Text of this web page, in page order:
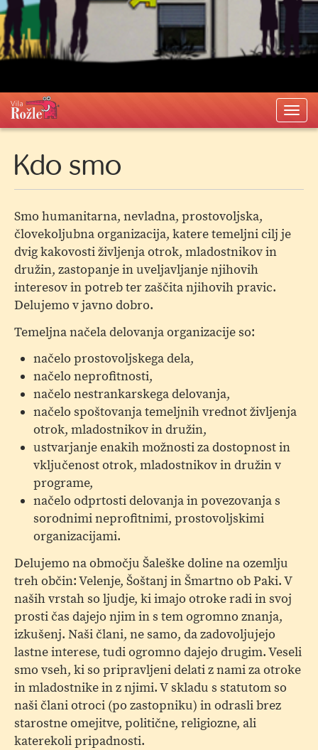
Kdo smo
Smo humanitarna, nevladna, prostovoljska,
človekoljubna organizacija, katere temeljni cilj je
dvig kakovosti življenja otrok, mladostnikov in
družin, zastopanje in uveljavljanje njihovih
interesov in potreb ter zaščita njihovih pravic.
Delujemo v javno dobro.
Temeljna načela delovanja organizacije so:
načelo prostovoljskega dela,
načelo neprofitnosti,
načelo nestrankarskega delovanja,
načelo spoštovanja temeljnih vrednot življenja
otrok, mladostnikov in družin,
ustvarjanje enakih možnosti za dostopnost in
vključenost otrok, mladostnikov in družin v
programe,
načelo odprtosti delovanja in povezovanja s
sorodnimi neprofitnimi, prostovoljskimi
organizacijami.
Delujemo na območju Šaleške doline na ozemlju
treh občin: Velenje, Šoštanj in Šmartno ob Paki. V
naših vrstah so ljudje, ki imajo otroke radi in svoj
prosti čas dajejo njim in s tem ogromno znanja,
izkušenj. Naši člani, ne samo, da zadovoljujejo
lastne interese, tudi ogromno dajejo drugim. Veseli
smo vseh, ki so pripravljeni delati z nami za otroke
in mladostnike in z njimi. V skladu s statutom so
naši člani otroci (po zastopniku) in odrasli brez
starostne omejitve, politične, religiozne, ali
katerekoli pripadnosti.